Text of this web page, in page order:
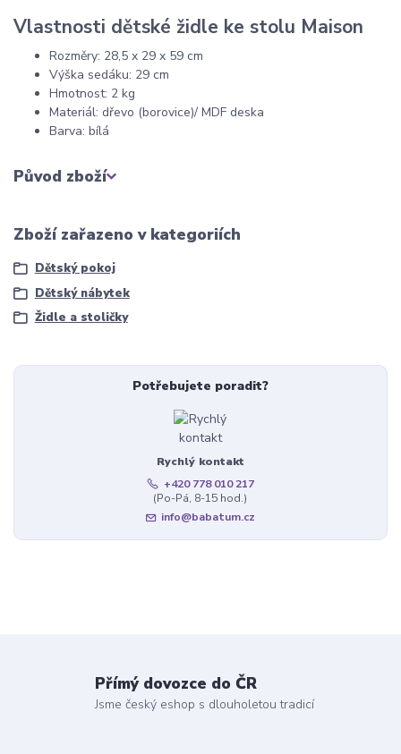
Vlastnosti dětské židle ke stolu Maison
Rozměry: 28,5 x 29 x 59 cm
Výška sedáku: 29 cm
Hmotnost: 2 kg
Materiál: dřevo (borovice)/ MDF deska
Barva: bílá
Původ zboží
Zboží zařazeno v kategoriích
Dětský pokoj
Dětský nábytek
Židle a stoličky
Potřebujete poradit?
Rychlý kontakt
+420 778 010 217
(Po-Pá, 8-15 hod.)
info@babatum.cz
Přímý dovozce do ČR
Jsme český eshop s dlouholetou tradicí